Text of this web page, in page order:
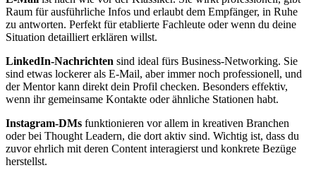
Raum für ausführliche Infos und erlaubt dem Empfänger, in Ruhe
zu antworten. Perfekt für etablierte Fachleute oder wenn du deine
Situation detailliert erklären willst.
LinkedIn-Nachrichten sind ideal fürs Business-Networking. Sie
sind etwas lockerer als E-Mail, aber immer noch professionell, und
der Mentor kann direkt dein Profil checken. Besonders effektiv,
wenn ihr gemeinsame Kontakte oder ähnliche Stationen habt.
Instagram-DMs funktionieren vor allem in kreativen Branchen
oder bei Thought Leadern, die dort aktiv sind. Wichtig ist, dass du
zuvor ehrlich mit deren Content interagierst und konkrete Bezüge
herstellst.